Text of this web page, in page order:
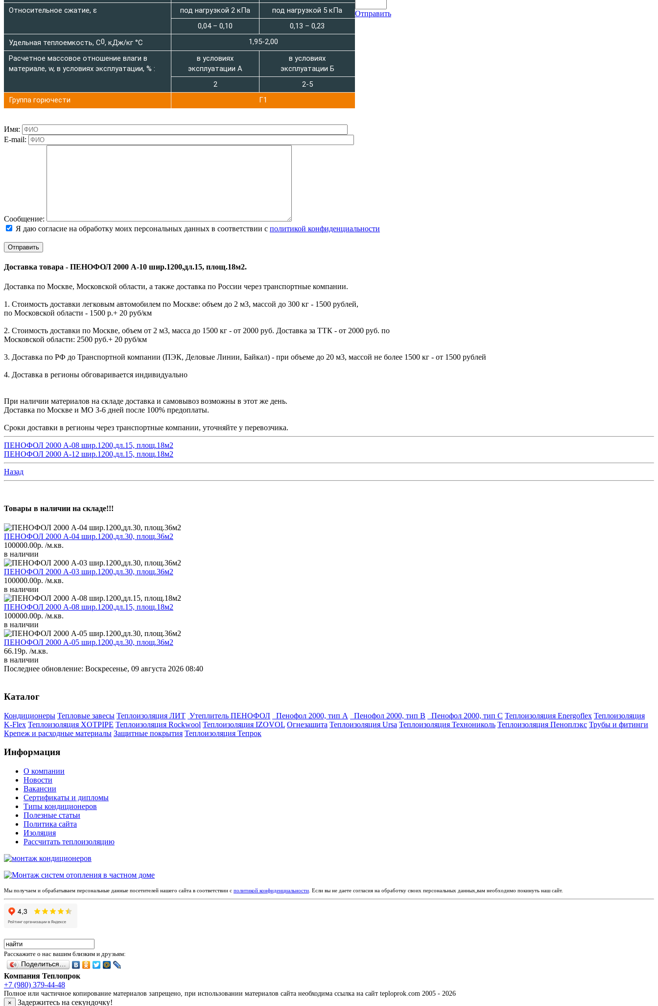
Относительное сжатие, ε
под нагрузкой 2 кПа
под нагрузкой 5 кПа
0,04 – 0,10
0,13 – 0,23
Удельная теплоемкость, C0, кДж/кг °C
1,95-2,00
Расчетное массовое отношение влаги в
материале, w, в условиях эксплуатации, % :
в условиях
эксплуатации А
в условиях
эксплуатации Б
2
2-5
Группа горючести
Г1
Отправить
Имя:
E-mail:
Cообщение:
Я даю согласие на обработку моих персональных данных в соответствии с политикой конфиденциальности
Доставка товара - ПЕНОФОЛ 2000 А-10 шир.1200,дл.15, площ.18м2.
Доставка по Москве, Московской области, а также доставка по России через транспортные компании.
1. Стоимость доставки легковым автомобилем по Москве: объем до 2 м3, массой до 300 кг - 1500 рублей,
по Московской области - 1500 р.+ 20 руб/км
2. Стоимость доставки по Москве, объем от 2 м3, масса до 1500 кг - от 2000 руб. Доставка за ТТК - от 2000 руб. по
Московской области: 2500 руб.+ 20 руб/км
3. Доставка по РФ до Транспортной компании (ПЭК, Деловые Линии, Байкал) - при объеме до 20 м3, массой не более 1500 кг - от 1500 рублей
4. Доставка в регионы обговаривается индивидуально
При наличии материалов на складе доставка и самовывоз возможны в этот же день.
Доставка по Москве и МО 3-6 дней после 100% предоплаты.
Сроки доставки в регионы через транспортные компании, уточняйте у перевозчика.
ПЕНОФОЛ 2000 А-08 шир.1200,дл.15, площ.18м2
ПЕНОФОЛ 2000 А-12 шир.1200,дл.15, площ.18м2
Назад
Товары в наличии на складе!!!
ПЕНОФОЛ 2000 А-04 шир.1200,дл.30, площ.36м2
100000.00р. /м.кв.
в наличии
ПЕНОФОЛ 2000 А-03 шир.1200,дл.30, площ.36м2
100000.00р. /м.кв.
в наличии
ПЕНОФОЛ 2000 А-08 шир.1200,дл.15, площ.18м2
100000.00р. /м.кв.
в наличии
ПЕНОФОЛ 2000 А-05 шир.1200,дл.30, площ.36м2
66.19р. /м.кв.
в наличии
Последнее обновление: Воскресенье, 09 августа 2026 08:40
Каталог
Кондиционеры Тепловые завесы Теплоизоляция ЛИТ Утеплитель ПЕНОФОЛ Пенофол 2000, тип А Пенофол 2000, тип В Пенофол 2000, тип С Теплоизоляция Energoflex Теплоизоляция
K-Flex Теплоизоляция XOTPIPE Теплоизоляция Rockwool Теплоизоляция IZOVOL Огнезащита Теплоизоляция Ursa Теплоизоляция Технониколь Теплоизоляция Пеноплэкс Трубы и фитинги
Крепеж и расходные материалы Защитные покрытия Теплоизоляция Тепрок
Информация
О компании
Новости
Вакансии
Сертификаты и дипломы
Типы кондиционеров
Полезные статьи
Политика сайта
Изоляция
Рассчитать теплоизоляцию
Мы получаем и обрабатываем персональные данные посетителей нашего сайта в соответствии с политикой конфиденциальности . Если вы не даете согласия на обработку своих персональных данных,вам необходимо покинуть наш сайт.
Расскажите о нас вашим близким и друзьям:
Поделиться…
Компания Теплопрок
+7 (980) 379-44-48
Полное или частичное копирование материалов запрещено, при использовании материалов сайта необходима ссылка на сайт teploprok.com 2005 - 2026
× Задержитесь на секундочку!